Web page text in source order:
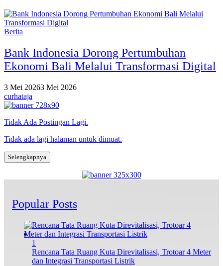
Berita
Bank Indonesia Dorong Pertumbuhan
Ekonomi Bali Melalui Transformasi Digital
3 Mei 20263 Mei 2026
curhataja
Tidak Ada Postingan Lagi.
Tidak ada lagi halaman untuk dimuat.
Selengkapnya
Popular Posts
1
Rencana Tata Ruang Kuta Direvitalisasi, Trotoar 4 Meter
dan Integrasi Transportasi Listrik